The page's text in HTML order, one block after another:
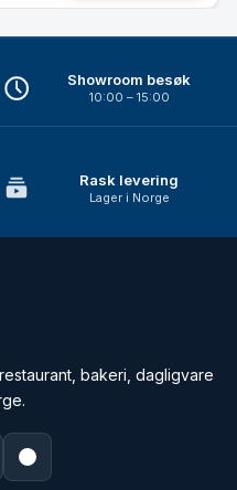
Showroom besøk
10:00 – 15:00
Rask levering
Lager i Norge
bakeri, dagligvare